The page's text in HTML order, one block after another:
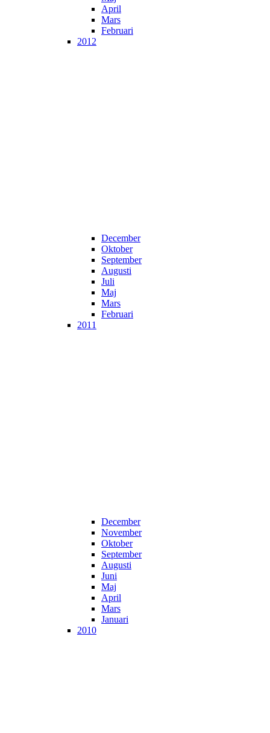
April
Mars
Februari
2012
December
Oktober
September
Augusti
Juli
Maj
Mars
Februari
2011
December
November
Oktober
September
Augusti
Juni
Maj
April
Mars
Januari
2010